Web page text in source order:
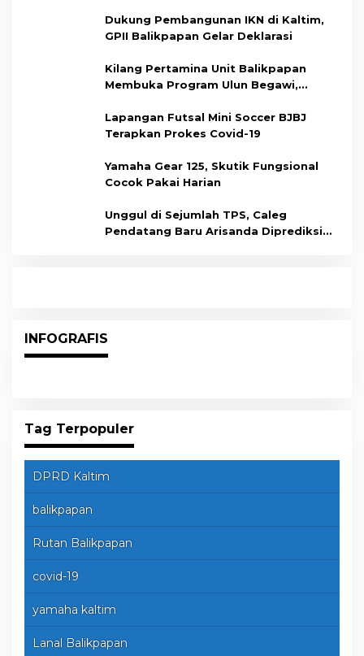
Dukung Pembangunan IKN di Kaltim,
GPII Balikpapan Gelar Deklarasi
Kilang Pertamina Unit Balikpapan
Membuka Program Ulun Begawi,
Lapangan Futsal Mini Soccer BJBJ
Terapkan Prokes Covid-19
Yamaha Gear 125, Skutik Fungsional
Cocok Pakai Harian
Unggul di Sejumlah TPS, Caleg
Pendatang Baru Arisanda Diprediksi
INFOGRAFIS
Tag Terpopuler
DPRD Kaltim
balikpapan
Rutan Balikpapan
covid-19
yamaha kaltim
Lanal Balikpapan